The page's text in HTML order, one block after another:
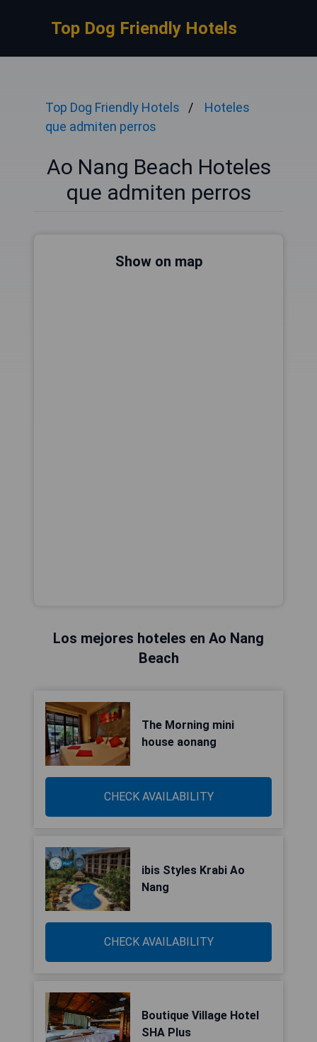
Top Dog Friendly Hotels
Top Dog Friendly Hotels
Hoteles
que admiten perros
Ao Nang Beach Hoteles
que admiten perros
Show on map
Los mejores hoteles en Ao Nang
Beach
The Morning mini
house aonang
CHECK AVAILABILITY
ibis Styles Krabi Ao
Nang
CHECK AVAILABILITY
Boutique Village Hotel
SHA Plus